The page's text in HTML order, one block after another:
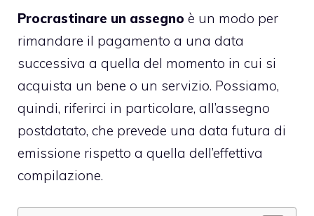
Procrastinare un assegno è un modo per
rimandare il pagamento a una data
successiva a quella del momento in cui si
acquista un bene o un servizio. Possiamo,
quindi, riferirci in particolare, all’assegno
postdatato, che prevede una data futura di
emissione rispetto a quella dell’effettiva
compilazione.